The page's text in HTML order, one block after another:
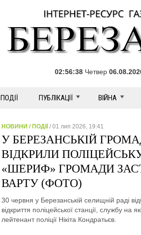
02:56:38 Четвер
ПОДІЇ ПУБЛІКАЦІЇ ВІЙНА
НОВИНИ / ПОДІЇ / 01 лип 2026, 19:41
У БЕРЕЗАНСЬКІЙ
ВІДКРИЛИ
«ШЕРИФ» ГРОМАДИ
ВАРТУ (ФОТО)
30 червня у Березанській селищній раді
відкриття поліцейської станції, службу на
лейтенант поліції Нікіта Кондратьєв.